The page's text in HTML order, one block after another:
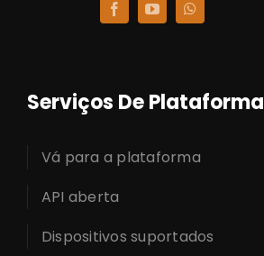
Serviços De Plataforma
Vá para a plataforma
API aberta
Dispositivos suportados